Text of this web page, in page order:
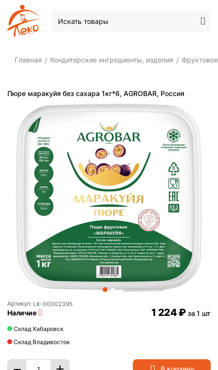
Главная / Кондитерские ингредиенты, изделия /
Пюре маракуйя без сахара 1кг*6, AGROBAR, Россия
Артикул: LK-00002395
Наличие
Склад Хабаровск
Склад Владивосток
1 224 ₽ за 1 шт